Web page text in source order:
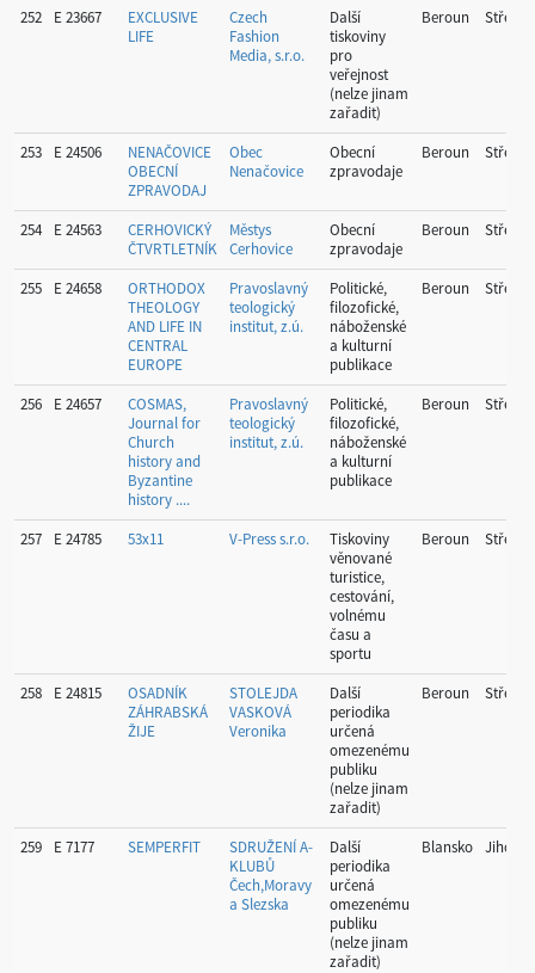
252 E 23667
EXCLUSIVE
LIFE
Czech
Fashion
Media, s.r.o.
Další
tiskoviny
pro
veřejnost
(nelze jinam
zařadit)
Beroun
253 E 24506
NENAČOVICE
OBECNÍ
ZPRAVODAJ
Obec
Nenačovice
Obecní
zpravodaje
Beroun
254 E 24563
CERHOVICKÝ
ČTVRTLETNÍK
Městys
Cerhovice
Obecní
zpravodaje
Beroun
255 E 24658
ORTHODOX
THEOLOGY
AND LIFE IN
CENTRAL
EUROPE
Pravoslavný
teologický
institut, z.ú.
Politické,
filozofické,
náboženské
a kulturní
publikace
Beroun
256 E 24657
COSMAS,
Journal for
Church
history and
Byzantine
history ....
Pravoslavný
teologický
institut, z.ú.
Politické,
filozofické,
náboženské
a kulturní
publikace
Beroun
257 E 24785 53x11 V-Press s.r.o.
Tiskoviny
věnované
turistice,
cestování,
volnému
času a
sportu
Beroun
258 E 24815
OSADNÍK
ZÁHRABSKÁ
ŽIJE
STOLEJDA
VASKOVÁ
Veronika
Další
periodika
určená
omezenému
publiku
(nelze jinam
zařadit)
Beroun
259 E 7177 SEMPERFIT
SDRUŽENÍ A-
KLUBŮ
Čech,Moravy
a Slezska
Další
periodika
určená
omezenému
publiku
(nelze jinam
zařadit)
Blansko